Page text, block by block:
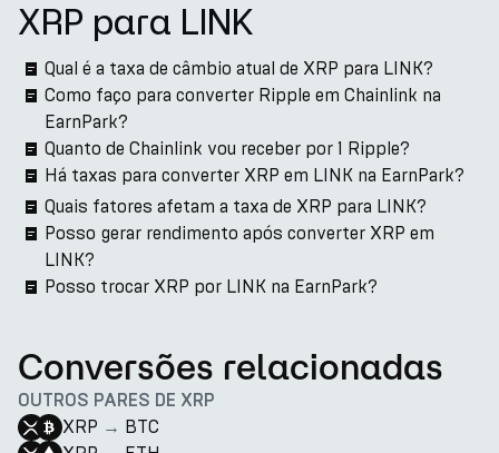
XRP para LINK
Qual é a taxa de câmbio atual de XRP para LINK?
Como faço para converter Ripple em Chainlink na
EarnPark?
Quanto de Chainlink vou receber por 1 Ripple?
Há taxas para converter XRP em LINK na EarnPark?
Quais fatores afetam a taxa de XRP para LINK?
Posso gerar rendimento após converter XRP em
LINK?
Posso trocar XRP por LINK na EarnPark?
Conversões relacionadas
OUTROS PARES DE XRP
XRP → BTC